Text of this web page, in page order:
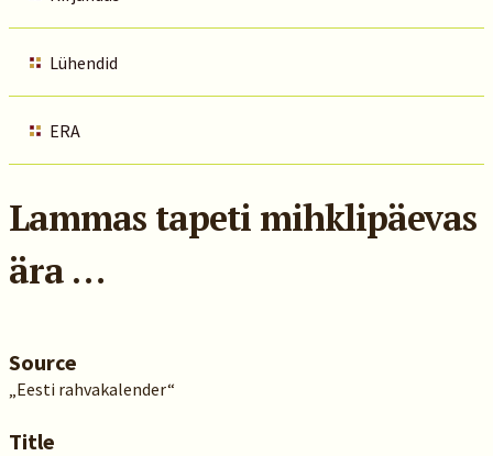
Lühendid
ERA
Lammas tapeti mihklipäevas
ära …
Source
„Eesti rahvakalender“
Title